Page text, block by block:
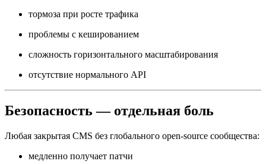
тормоза при росте трафика
проблемы с кешированием
сложность горизонтального масштабирования
отсутствие нормального API
Безопасность — отдельная боль
Любая закрытая CMS без глобального open-source сообщества:
медленно получает патчи